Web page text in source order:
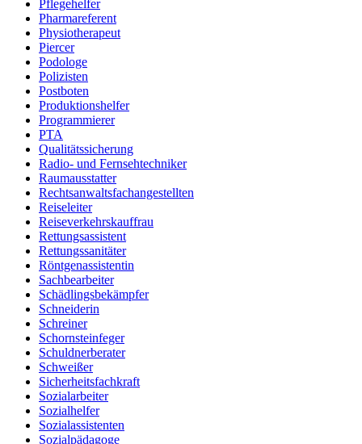
Pflegehelfer
Pharmareferent
Physiotherapeut
Piercer
Podologe
Polizisten
Postboten
Produktionshelfer
Programmierer
PTA
Qualitätssicherung
Radio- und Fernsehtechniker
Raumausstatter
Rechtsanwaltsfachangestellten
Reiseleiter
Reiseverkehrskauffrau
Rettungsassistent
Rettungssanitäter
Röntgenassistentin
Sachbearbeiter
Schädlingsbekämpfer
Schneiderin
Schreiner
Schornsteinfeger
Schuldnerberater
Schweißer
Sicherheitsfachkraft
Sozialarbeiter
Sozialhelfer
Sozialassistenten
Sozialpädagoge